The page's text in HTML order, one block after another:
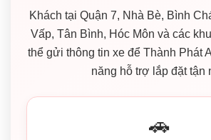
Khách tại Quận 7, Nhà Bè, Bình
Vấp, Tân Bình, Hóc Môn và các
thể gửi thông tin xe để Thành Phát
năng hỗ trợ lắp đặt tận
🚗